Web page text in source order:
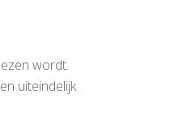
wordt.
uiteindelijk